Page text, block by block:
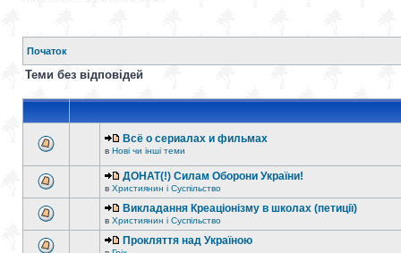
Початок
Теми без відповідей
Всё о сериалах и фильмах
в Нові чи інші теми
ДОНАТ(!) Силам Оборони України!
в Християнин і Суспільство
Викладання Креаціонізму в школах (петиції)
в Християнин і Суспільство
Прокляття над Україною